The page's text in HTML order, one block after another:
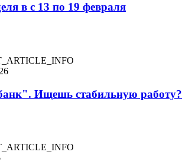
в с 13 по 19 февраля
Ищешь стабильную работу?